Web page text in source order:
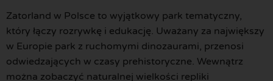
Zatorland w Polsce to wyjątkowy park tematyczny,
który łączy rozrywkę i edukację. Uważany za największy
w Europie park z ruchomymi dinozaurami, przenosi
odwiedzających w czasy prehistoryczne. Wewnątrz
można zobaczyć naturalnej wielkości repliki